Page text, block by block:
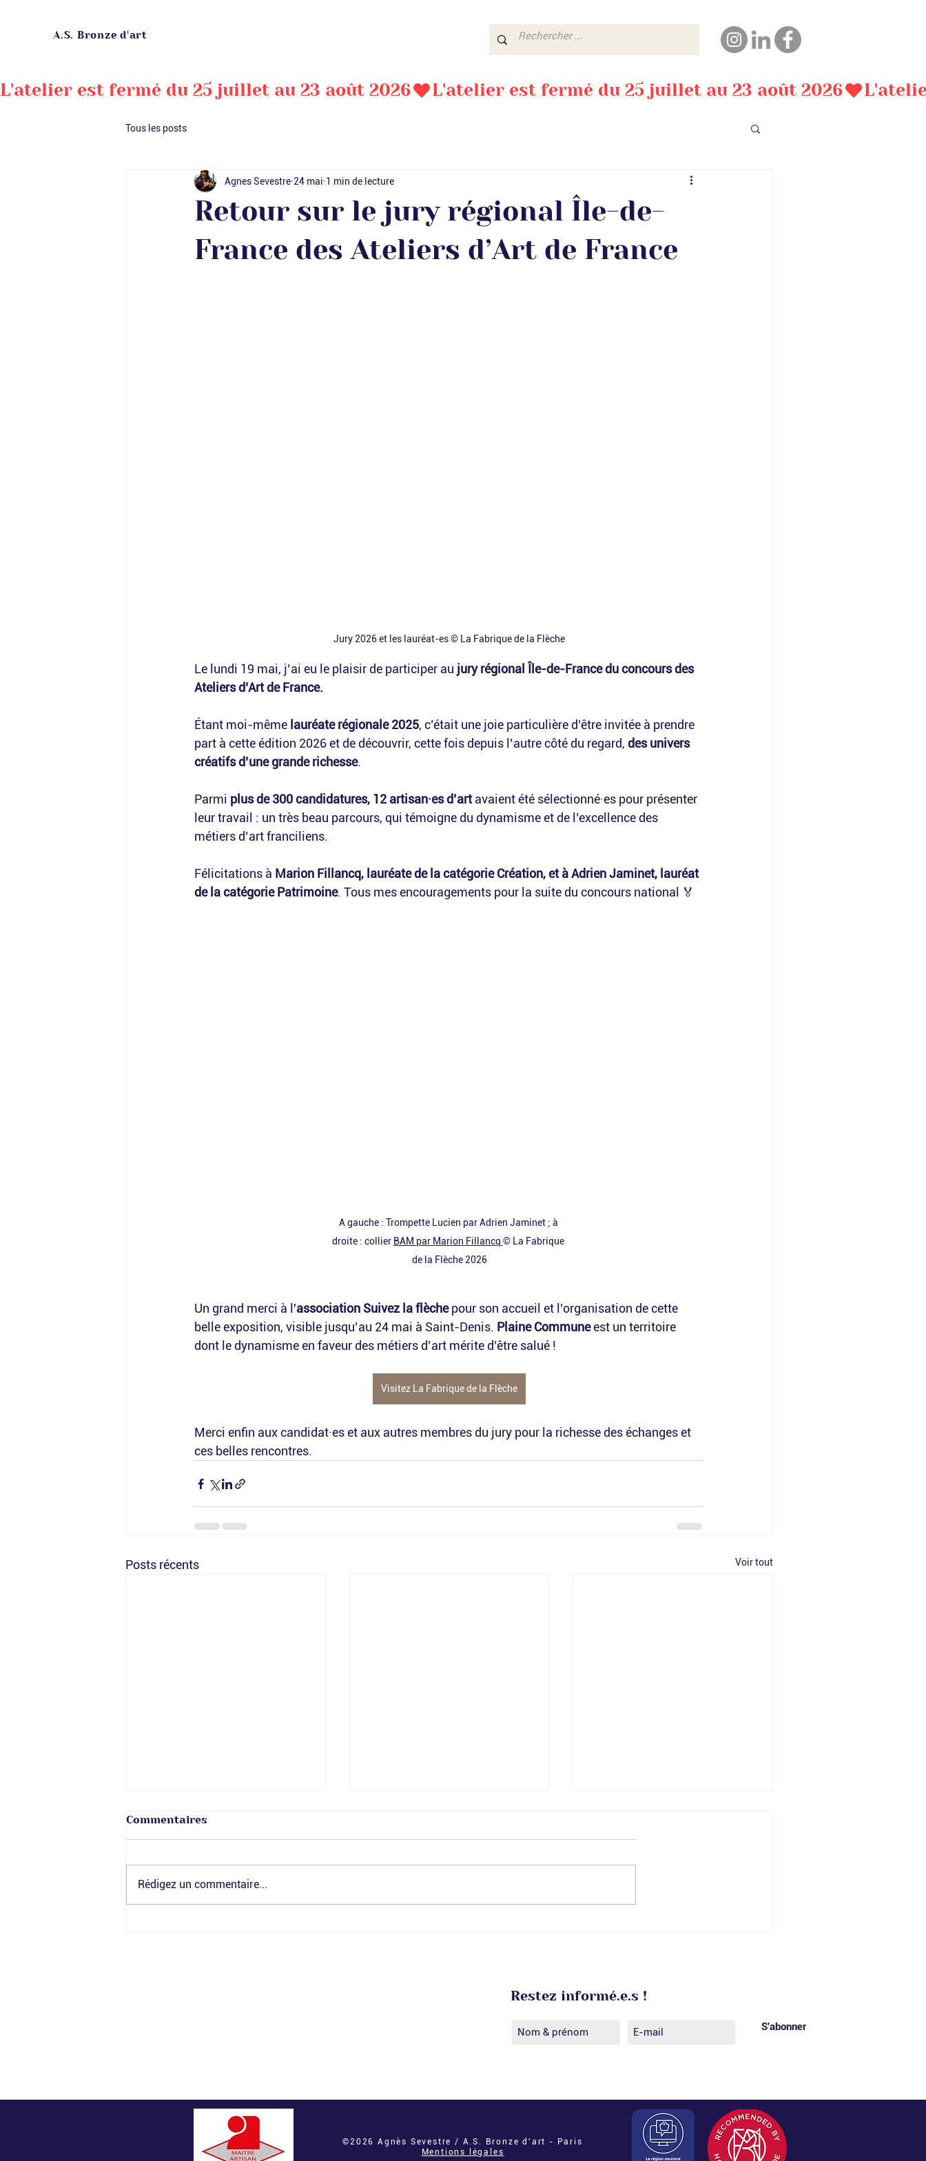
A.S. Bronze d'art
L'atelier est fermé du 25 juillet au 23 août 2026
Tous les posts
Retour sur le jury régional Île-de-
France des Ateliers d’Art de France
Agnes Sevestre 24 mai 1 min de lecture
Jury 2026 et les lauréat-es © La Fabrique de la Flèche
Le lundi 19 mai, j’ai eu le plaisir de participer au jury régional Île-de-France du concours des
Ateliers d’Art de France.
Étant moi-même lauréate régionale 2025, c’était une joie particulière d’être invitée à prendre
part à cette édition 2026 et de découvrir, cette fois depuis l’autre côté du regard, des univers
créatifs d’une grande richesse.
Parmi plus de 300 candidatures, 12 artisan·es d’art avaient été sélectionné·es pour présenter
leur travail : un très beau parcours, qui témoigne du dynamisme et de l’excellence des
métiers d’art franciliens.
Félicitations à Marion Fillancq, lauréate de la catégorie Création, et à Adrien Jaminet, lauréat
de la catégorie Patrimoine. Tous mes encouragements pour la suite du concours national 🏅
A gauche : Trompette Lucien par Adrien Jaminet ; à
droite : collier BAM par Marion Fillancq © La Fabrique
de la Flèche 2026
Un grand merci à l'association Suivez la flèche pour son accueil et l’organisation de cette
belle exposition, visible jusqu’au 24 mai à Saint-Denis. Plaine Commune est un territoire
dont le dynamisme en faveur des métiers d’art mérite d’être salué !
Visitez La Fabrique de la Flèche
Merci enfin aux candidat·es et aux autres membres du jury pour la richesse des échanges et
ces belles rencontres.
Posts récents Voir tout
Commentaires
Rédigez un commentaire...
Restez informé.e.s !
S'abonner
©2026 Agnès Sevestre / A.S. Bronze d'art - Paris
Mentions légales